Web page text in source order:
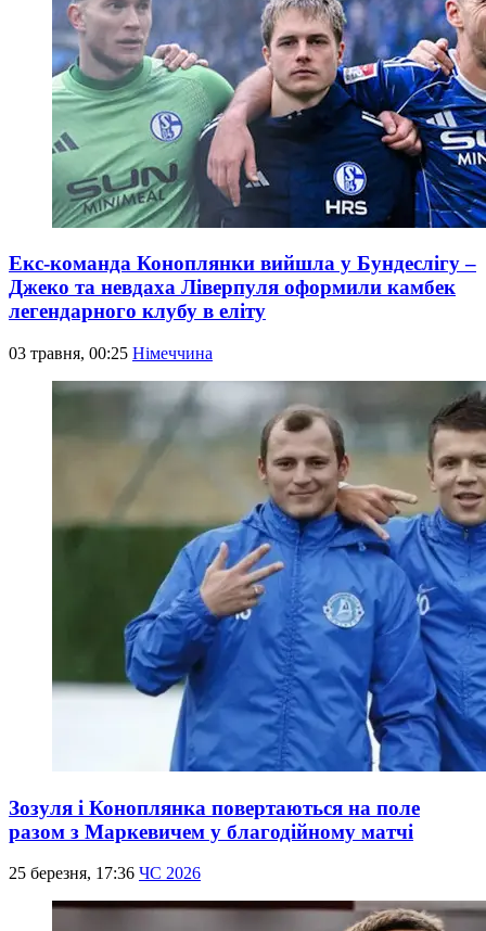
Екс-команда Коноплянки вийшла у Бундеслігу –
Джеко та невдаха Ліверпуля оформили камбек
легендарного клубу в еліту
03 травня, 00:25 Німеччина
Зозуля і Коноплянка повертаються на поле
разом з Маркевичем у благодійному матчі
25 березня, 17:36 ЧС 2026